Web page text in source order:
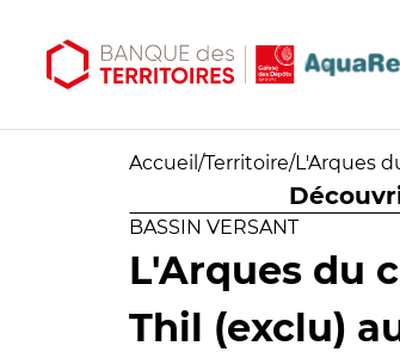
Accueil /Territoire/L'Arques
BASSIN VERSANT
L'Arques du
Thil (exclu)